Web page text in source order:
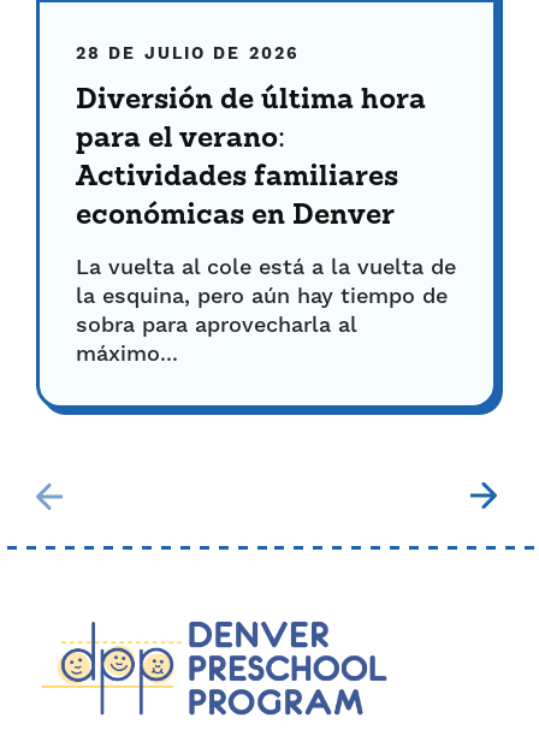
28 DE JULIO DE 2026
Diversión de última hora
para el verano:
Actividades familiares
económicas en Denver
La vuelta al cole está a la vuelta de
la esquina, pero aún hay tiempo de
sobra para aprovecharla al
máximo...